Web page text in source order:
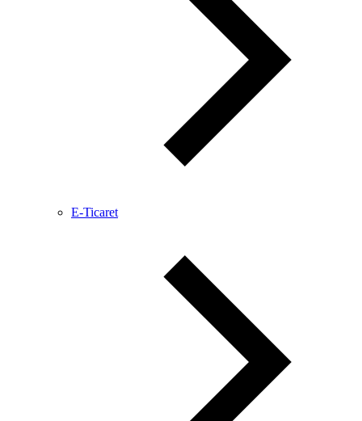
E-Ticaret